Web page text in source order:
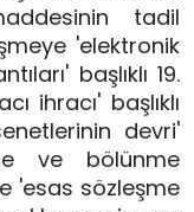
tadil
'elektronik
başlıklı 19.
ihracı' başlıklı
devri'
ve bölünme
'esas sözleşme